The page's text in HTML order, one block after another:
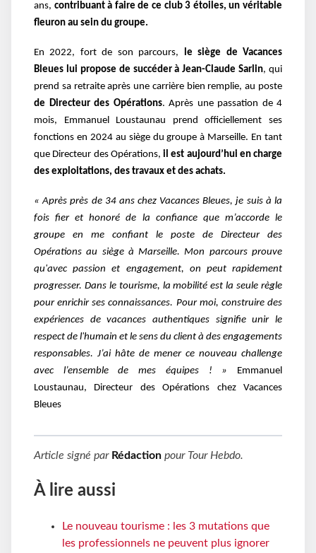
ans, contribuant à faire de ce club 3 étoiles, un véritable
fleuron au sein du groupe.
En 2022, fort de son parcours, le siège de Vacances
Bleues lui propose de succéder à Jean-Claude Sarlin, qui
prend sa retraite après une carrière bien remplie, au poste
de Directeur des Opérations. Après une passation de 4
mois, Emmanuel Loustaunau prend officiellement ses
fonctions en 2024 au siège du groupe à Marseille. En tant
que Directeur des Opérations, il est aujourd’hui en charge
des exploitations, des travaux et des achats.
« Après près de 34 ans chez Vacances Bleues, je suis à la
fois fier et honoré de la confiance que m’accorde le
groupe en me confiant le poste de Directeur des
Opérations au siège à Marseille. Mon parcours prouve
qu'avec passion et engagement, on peut rapidement
progresser. Dans le tourisme, la mobilité est la seule règle
pour enrichir ses connaissances. Pour moi, construire des
expériences de vacances authentiques signifie unir le
respect de l'humain et le sens du client à des engagements
responsables. J’ai hâte de mener ce nouveau challenge
avec l’ensemble de mes équipes ! » Emmanuel
Loustaunau, Directeur des Opérations chez Vacances
Bleues
Article signé par Rédaction pour Tour Hebdo.
À lire aussi
Le nouveau tourisme : les 3 mutations que
les professionnels ne peuvent plus ignorer